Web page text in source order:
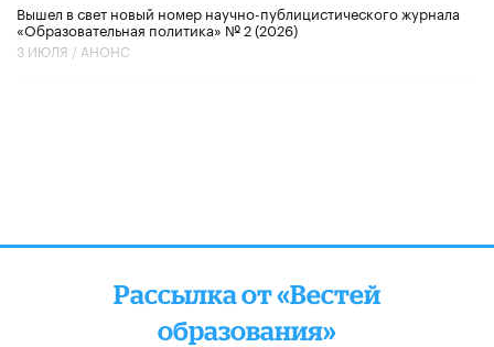
Вышел в свет новый номер научно-публицистического журнала
«Образовательная политика» № 2 (2026)
3 ИЮЛЯ / АНОНС
Рассылка от «Вестей
образования»